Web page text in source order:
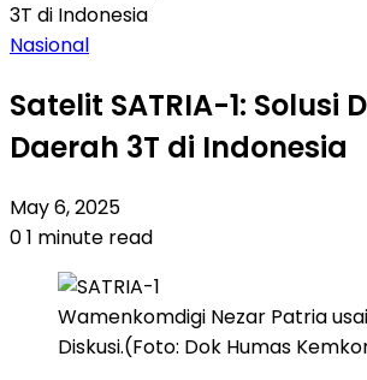
3T di Indonesia
Nasional
Satelit SATRIA-1: Solusi
Daerah 3T di Indonesia
May 6, 2025
01 minute read
Wamenkomdigi Nezar Patria
Diskusi.(Foto: Dok Humas